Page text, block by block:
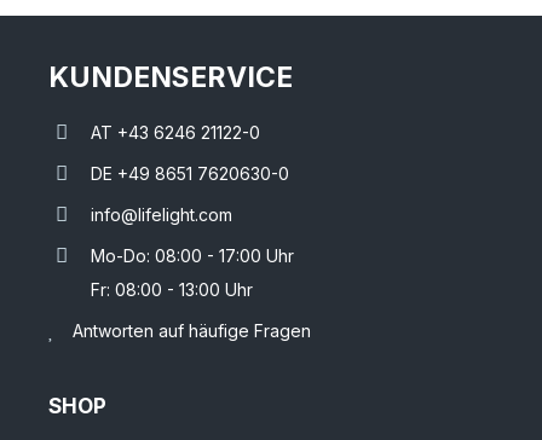
KUNDENSERVICE
AT +43 6246 21122-0
DE +49 8651 7620630-0
info@lifelight.com
Mo-Do: 08:00 - 17:00 Uhr
Fr: 08:00 - 13:00 Uhr
Antworten auf häufige Fragen
SHOP